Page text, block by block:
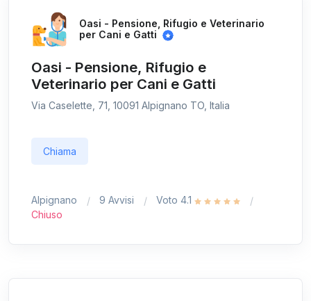
Oasi - Pensione, Rifugio e Veterinario
per Cani e Gatti
Oasi - Pensione, Rifugio e
Veterinario per Cani e Gatti
Via Caselette, 71, 10091 Alpignano TO, Italia
Chiama
Alpignano 9 Avvisi
Voto 4.1
Chiuso